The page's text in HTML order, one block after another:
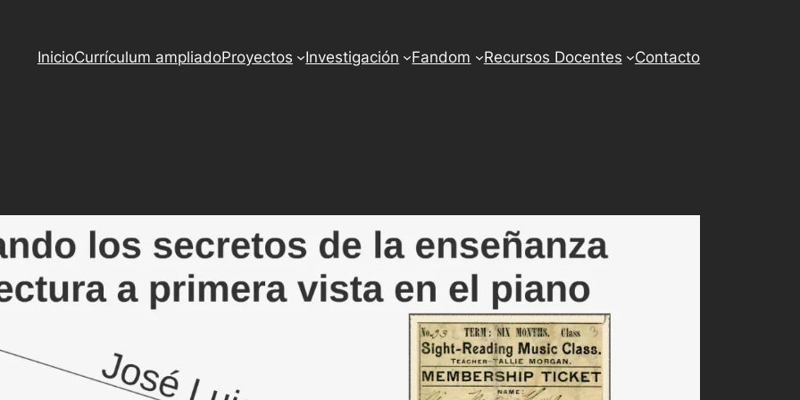
InicioCurrículum ampliadoProyectos Investigación Fandom Recursos Docentes Contacto